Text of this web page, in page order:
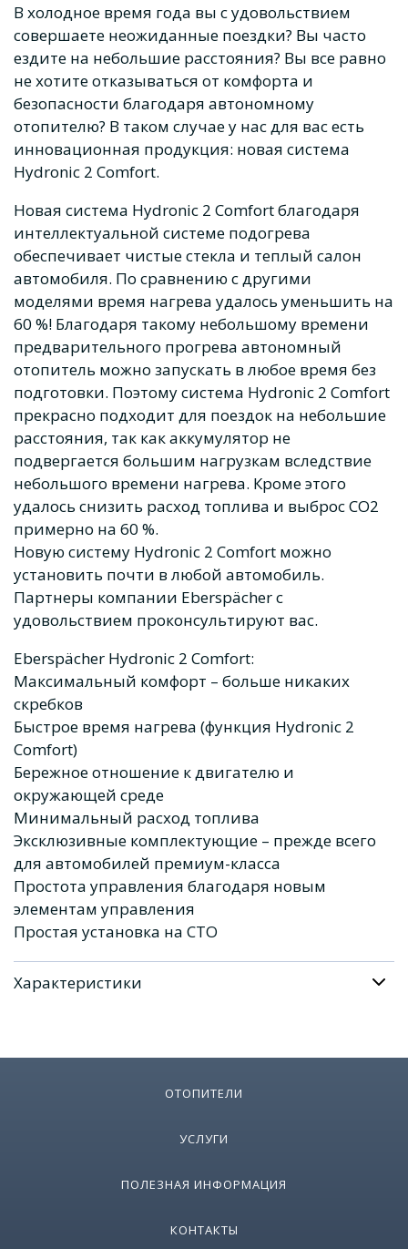
В холодное время года вы с удовольствием
совершаете неожиданные поездки? Вы часто
ездите на небольшие расстояния? Вы все равно
не хотите отказываться от комфорта и
безопасности благодаря автономному
отопителю? В таком случае у нас для вас есть
инновационная продукция: новая система
Hydronic 2 Comfort.
Новая система Hydronic 2 Comfort благодаря
интеллектуальной системе подогрева
обеспечивает чистые стекла и теплый салон
автомобиля. По сравнению с другими
моделями время нагрева удалось уменьшить на
60 %! Благодаря такому небольшому времени
предварительного прогрева автономный
отопитель можно запускать в любое время без
подготовки. Поэтому система Hydronic 2 Comfort
прекрасно подходит для поездок на небольшие
расстояния, так как аккумулятор не
подвергается большим нагрузкам вследствие
небольшого времени нагрева. Кроме этого
удалось снизить расход топлива и выброс CO2
примерно на 60 %.
Новую систему Hydronic 2 Comfort можно
установить почти в любой автомобиль.
Партнеры компании Eberspächer с
удовольствием проконсультируют вас.
Eberspächer Hydronic 2 Comfort:
Максимальный комфорт – больше никаких
скребков
Быстрое время нагрева (функция Hydronic 2
Comfort)
Бережное отношение к двигателю и
окружающей среде
Минимальный расход топлива
Эксклюзивные комплектующие – прежде всего
для автомобилей премиум-класса
Простота управления благодаря новым
элементам управления
Простая установка на СТО
Характеристики
ОТОПИТЕЛИ
УСЛУГИ
ПОЛЕЗНАЯ ИНФОРМАЦИЯ
КОНТАКТЫ